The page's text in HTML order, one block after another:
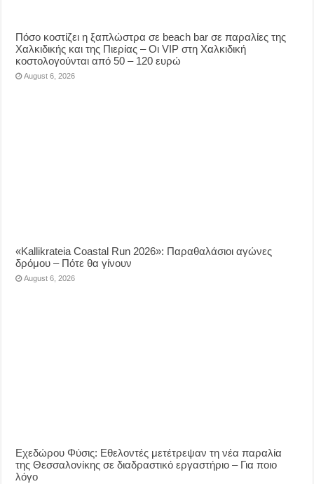
Πόσο κοστίζει η ξαπλώστρα σε beach bar σε παραλίες της
Χαλκιδικής και της Πιερίας – Οι VIP στη Χαλκιδική
κοστολογούνται από 50 – 120 ευρώ
August 6, 2026
«Kallikrateia Coastal Run 2026»: Παραθαλάσιοι αγώνες
δρόμου – Πότε θα γίνουν
August 6, 2026
Eχεδώρου Φύσις: Εθελοντές μετέτρεψαν τη νέα παραλία
της Θεσσαλονίκης σε διαδραστικό εργαστήριο – Για ποιο
λόγο